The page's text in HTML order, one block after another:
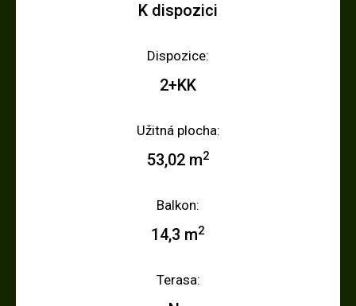
K dispozici
Dispozice:
2+KK
Užitná plocha:
53,02 m2
Balkon:
14,3 m2
Terasa: